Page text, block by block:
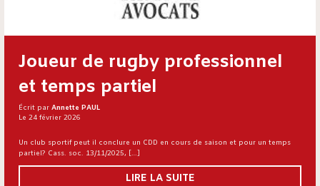
Joueur de rugby professionnel
et temps partiel
Écrit par Annette PAUL
Le 24 février 2026
Un club sportif peut il conclure un CDD en cours de saison et pour un temps
partiel? Cass. soc. 13/11/2025, […]
LIRE LA SUITE